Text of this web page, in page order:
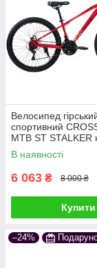
Велосипед
спортивний
MTB ST STALKER
130-145 см
В наявності
6 063 ₴ 8 000 ₴
Купити
–24%